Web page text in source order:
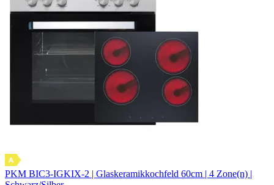
PKM BIC3-IGKIX-2 | Glaskeramikkochfeld 60cm | 4 Zone(n) |